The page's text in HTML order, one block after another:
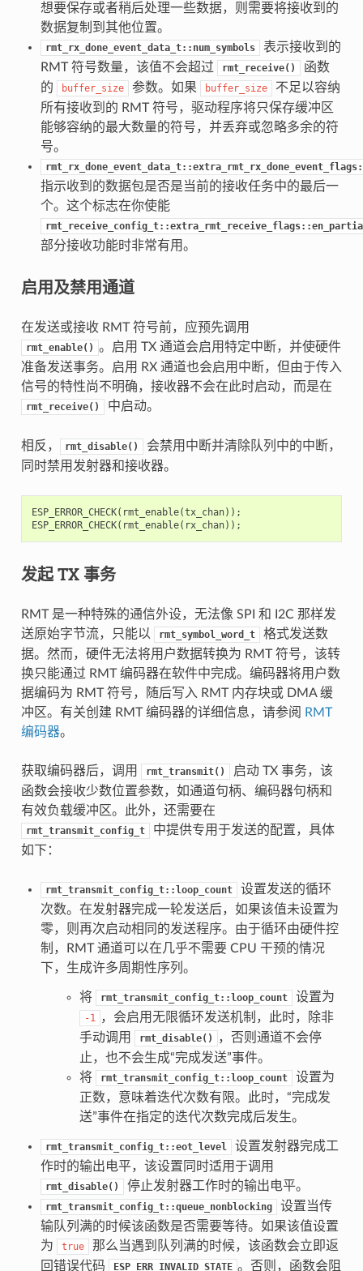
想要保存或者稍后处理一些数据，则需要将接收到的
数据复制到其他位置。
rmt_rx_done_event_data_t::num_symbols
表示接收到的
RMT 符号数量，该值不会超过
rmt_receive()
函数
的
buffer_size 参数。如果 buffer_size
不足以容纳
所有接收到的 RMT 符号，驱动程序将只保存缓冲区
能够容纳的最大数量的符号，并丢弃或忽略多余的符
号。
指示收到的数据包是否是当前的接收任务中的最后一
个。这个标志在你使能
部分接收功能时非常有用。
启用及禁用通道
在发送或接收 RMT 符号前，应预先调用
rmt_enable() 。启用 TX 通道会启用特定中断，并使硬件
准备发送事务。启用 RX 通道也会启用中断，但由于传入
信号的特性尚不明确，接收器不会在此时启动，而是在
rmt_receive() 中启动。
相反， rmt_disable()
会禁用中断并清除队列中的中断，
同时禁用发射器和接收器。
ESP_ERROR_CHECK( rmt_enable(tx_chan));
ESP_ERROR_CHECK( rmt_enable( rx_chan));
发起 TX 事务
RMT 是一种特殊的通信外设，无法像 SPI 和 I2C 那样发
送原始字节流，只能以
rmt_symbol_word_t
格式发送数
据。然而，硬件无法将用户数据转换为 RMT 符号，该转
换只能通过 RMT 编码器在软件中完成。编码器将用户数
据编码为 RMT 符号，随后写入 RMT 内存块或 DMA 缓
冲区。有关创建 RMT 编码器的详细信息，请参阅
RMT
编码器。
获取编码器后，调用 rmt_transmit()
启动 TX 事务，该
函数会接收少数位置参数，如通道句柄、编码器句柄和
有效负载缓冲区。此外，还需要在
rmt_transmit_config_t
中提供专用于发送的配置，具体
如下：
rmt_transmit_config_t::loop_count
设置发送的循环
次数。在发射器完成一轮发送后，如果该值未设置为
零，则再次启动相同的发送程序。由于循环由硬件控
制，RMT 通道可以在几乎不需要 CPU 干预的情况
下，生成许多周期性序列。
将 rmt_transmit_config_t::loop_count 设置为
-1 ，会启用无限循环发送机制，此时，除非
手动调用
rmt_disable()
，否则通道不会停
止，也不会生成“完成发送”事件。
将
rmt_transmit_config_t::loop_count
设置为
正数，意味着迭代次数有限。此时，“完成发
送”事件在指定的迭代次数完成后发生。
rmt_transmit_config_t::eot_level
设置发射器完成工
作时的输出电平，该设置同时适用于调用
rmt_disable() 停止发射器工作时的输出电平。
rmt_transmit_config_t::queue_nonblocking
设置当传
输队列满的时候该函数是否需要等待。如果该值设置
为
true
那么当遇到队列满的时候，该函数会立即返
回错误代码
ESP_ERR_INVALID_STATE 。否则，函数会阻